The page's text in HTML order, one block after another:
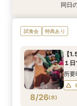
特典あり
8/25(火)
【平
始め
特典あり
8/25(火)
【
１日
特典あり
8/25(火)
【
食付
同日
試食会 特典あり
8/26(水)
【
１
所